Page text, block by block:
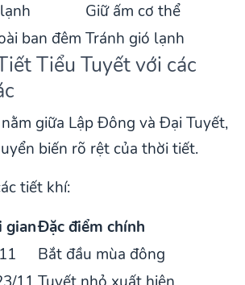
Giữ ấm cơ thể
ban đêm Tránh gió lạnh
Tiểu Tuyết với các
giữa Lập Đông và Đại Tuyết,
biến rõ rệt của thời tiết.
tiết khí:
gianĐặc điểm chính
Bắt đầu mùa đông